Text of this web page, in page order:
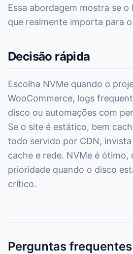
Essa abordagem mostra se o
que realmente importa para
Decisão rápida
Escolha NVMe quando o
WooCommerce, logs
disco ou automações com
Se o site é estático, bem
todo servido por CDN,
cache e rede. NVMe é ótimo,
prioridade quando o disco
crítico.
Perguntas frequentes